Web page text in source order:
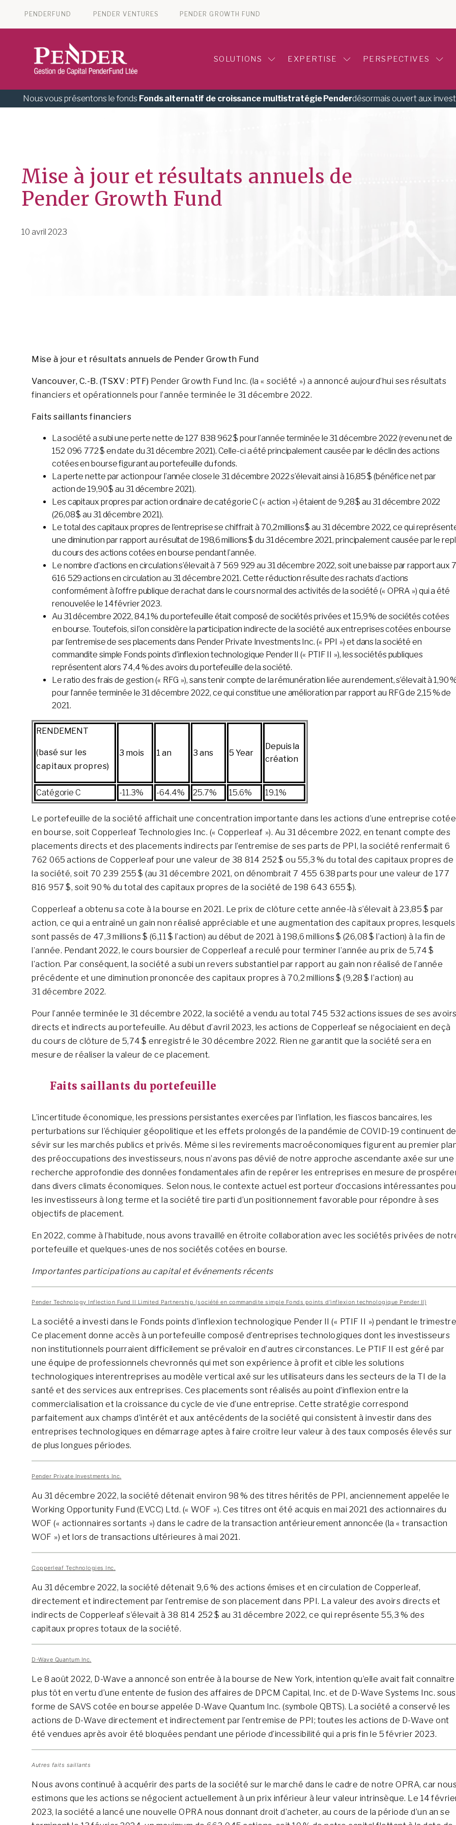
PENDERFUND PENDER VENTURES PENDER GROWTH FUND
SOLUTIONS EXPERTISE PERSPECTIVES
Nous vous présentons le fonds Fonds alternatif de croissance multistratégie Penderdésormais ouvert aux
Mise à jour et résultats annuels de
Pender Growth Fund
10 avril 2023
Mise à jour et résultats annuels de Pender Growth Fund
Vancouver, C.-B. (TSXV : PTF) Pender Growth Fund Inc. (la « société ») a annoncé aujourd’hui ses résultats
financiers et opérationnels pour l’année terminée le 31 décembre 2022.
Faits saillants financiers
La société a subi une perte nette de 127 838 962 $ pour l’année terminée le 31 décembre 2022 (revenu net de
152 096 772 $ en date du 31 décembre 2021). Celle-ci a été principalement causée par le déclin des actions
cotées en bourse figurant au portefeuille du fonds.
La perte nette par action pour l’année close le 31 décembre 2022 s’élevait ainsi à 16,85 $ (bénéfice net par
action de 19,90 $ au 31 décembre 2021).
Les capitaux propres par action ordinaire de catégorie C (« action ») étaient de 9,28 $ au 31 décembre 2022
(26,08 $ au 31 décembre 2021).
Le total des capitaux propres de l’entreprise se chiffrait à 70,2 millions $ au 31 décembre 2022, ce qui
une diminution par rapport au résultat de 198,6 millions $ du 31 décembre 2021, principalement causée par le
du cours des actions cotées en bourse pendant l’année.
Le nombre d’actions en circulation s’élevait à 7 569 929 au 31 décembre 2022, soit une baisse par rapport aux 7
616 529 actions en circulation au 31 décembre 2021. Cette réduction résulte des rachats d’actions
conformément à l’offre publique de rachat dans le cours normal des activités de la société (« OPRA ») qui a été
renouvelée le 14 février 2023.
Au 31 décembre 2022, 84,1 % du portefeuille était composé de sociétés privées et 15,9 % de sociétés cotées
en bourse. Toutefois, si l’on considère la participation indirecte de la société aux entreprises cotées en bourse
par l’entremise de ses placements dans Pender Private Investments Inc. (« PPI ») et dans la société en
commandite simple Fonds points d’inflexion technologique Pender II (« PTIF II »), les sociétés publiques
représentent alors 74,4 % des avoirs du portefeuille de la société.
Le ratio des frais de gestion (« RFG »), sans tenir compte de la rémunération liée au rendement, s’élevait à 1,90
pour l’année terminée le 31 décembre 2022, ce qui constitue une amélioration par rapport au RFG de 2,15 % de
2021.
RENDEMENT
(basé sur les
capitaux propres)
3 mois 1 an 3 ans 5 Year
Depuis la
création
Catégorie C -11.3% -64.4% 25.7% 15.6% 19.1%
Le portefeuille de la société affichait une concentration importante dans les actions d’une entreprise cotée
en bourse, soit Copperleaf Technologies Inc. (« Copperleaf »). Au 31 décembre 2022, en tenant compte des
placements directs et des placements indirects par l’entremise de ses parts de PPI, la société renfermait 6
762 065 actions de Copperleaf pour une valeur de 38 814 252 $ ou 55,3 % du total des capitaux propres de
la société, soit 70 239 255 $ (au 31 décembre 2021, on dénombrait 7 455 638 parts pour une valeur de 177
816 957 $, soit 90 % du total des capitaux propres de la société de 198 643 655 $).
Copperleaf a obtenu sa cote à la bourse en 2021. Le prix de clôture cette année-là s’élevait à 23,85 $ par
action, ce qui a entraîné un gain non réalisé appréciable et une augmentation des capitaux propres, lesquels
sont passés de 47,3 millions $ (6,11 $ l’action) au début de 2021 à 198,6 millions $ (26,08 $ l’action) à la fin de
l’année. Pendant 2022, le cours boursier de Copperleaf a reculé pour terminer l’année au prix de 5,74 $
l’action. Par conséquent, la société a subi un revers substantiel par rapport au gain non réalisé de l’année
précédente et une diminution prononcée des capitaux propres à 70,2 millions $ (9,28 $ l’action) au
31 décembre 2022.
Pour l’année terminée le 31 décembre 2022, la société a vendu au total 745 532 actions issues de ses avoirs
directs et indirects au portefeuille. Au début d’avril 2023, les actions de Copperleaf se négociaient en deçà
du cours de clôture de 5,74 $ enregistré le 30 décembre 2022. Rien ne garantit que la société sera en
mesure de réaliser la valeur de ce placement.
Faits saillants du portefeuille
L’incertitude économique, les pressions persistantes exercées par l’inflation, les fiascos bancaires, les
perturbations sur l’échiquier géopolitique et les effets prolongés de la pandémie de COVID-19 continuent de
sévir sur les marchés publics et privés. Même si les revirements macroéconomiques figurent au premier
des préoccupations des investisseurs, nous n’avons pas dévié de notre approche ascendante axée sur une
recherche approfondie des données fondamentales afin de repérer les entreprises en mesure de
dans divers climats économiques. Selon nous, le contexte actuel est porteur d’occasions intéressantes
les investisseurs à long terme et la société tire parti d’un positionnement favorable pour répondre à ses
objectifs de placement.
En 2022, comme à l’habitude, nous avons travaillé en étroite collaboration avec les sociétés privées de
portefeuille et quelques-unes de nos sociétés cotées en bourse.
Importantes participations au capital et événements récents
Pender Technology Inflection Fund II Limited Partnership (société en commandite simple Fonds points d’inflexion technologique Pender II)
La société a investi dans le Fonds points d’inflexion technologique Pender II (« PTIF II ») pendant le
Ce placement donne accès à un portefeuille composé d’entreprises technologiques dont les investisseurs
non institutionnels pourraient difficilement se prévaloir en d’autres circonstances. Le PTIF II est géré par
une équipe de professionnels chevronnés qui met son expérience à profit et cible les solutions
technologiques interentreprises au modèle vertical axé sur les utilisateurs dans les secteurs de la TI de la
santé et des services aux entreprises. Ces placements sont réalisés au point d’inflexion entre la
commercialisation et la croissance du cycle de vie d’une entreprise. Cette stratégie correspond
parfaitement aux champs d’intérêt et aux antécédents de la société qui consistent à investir dans des
entreprises technologiques en démarrage aptes à faire croître leur valeur à des taux composés élevés sur
de plus longues périodes.
Pender Private Investments Inc.
Au 31 décembre 2022, la société détenait environ 98 % des titres hérités de PPI, anciennement appelée le
Working Opportunity Fund (EVCC) Ltd. (« WOF »). Ces titres ont été acquis en mai 2021 des actionnaires du
WOF (« actionnaires sortants ») dans le cadre de la transaction antérieurement annoncée (la « transaction
WOF ») et lors de transactions ultérieures à mai 2021.
Copperleaf Technologies Inc.
Au 31 décembre 2022, la société détenait 9,6 % des actions émises et en circulation de Copperleaf,
directement et indirectement par l’entremise de son placement dans PPI. La valeur des avoirs directs et
indirects de Copperleaf s’élevait à 38 814 252 $ au 31 décembre 2022, ce qui représente 55,3 % des
capitaux propres totaux de la société.
D-Wave Quantum Inc.
Le 8 août 2022, D-Wave a annoncé son entrée à la bourse de New York, intention qu’elle avait fait connaître
plus tôt en vertu d’une entente de fusion des affaires de DPCM Capital, Inc. et de D-Wave Systems Inc. sous
forme de SAVS cotée en bourse appelée D-Wave Quantum Inc. (symbole QBTS). La société a conservé les
actions de D-Wave directement et indirectement par l’entremise de PPI; toutes les actions de D-Wave ont
été vendues après avoir été bloquées pendant une période d’incessibilité qui a pris fin le 5 février 2023.
Autres faits saillants
Nous avons continué à acquérir des parts de la société sur le marché dans le cadre de notre OPRA, car
estimons que les actions se négocient actuellement à un prix inférieur à leur valeur intrinsèque. Le 14
2023, la société a lancé une nouvelle OPRA nous donnant droit d’acheter, au cours de la période d’un an se